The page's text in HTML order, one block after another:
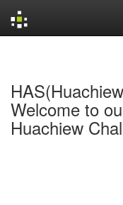
Welcome to
Huachiew